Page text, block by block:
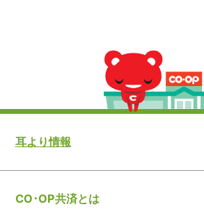
耳より情報
CO･OP共済とは